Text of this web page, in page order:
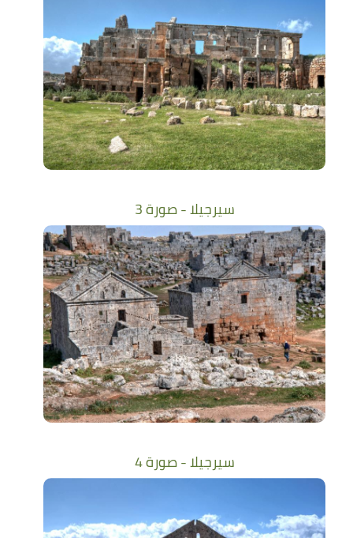
سيرجيلا - صورة 3
سيرجيلا - صورة 4